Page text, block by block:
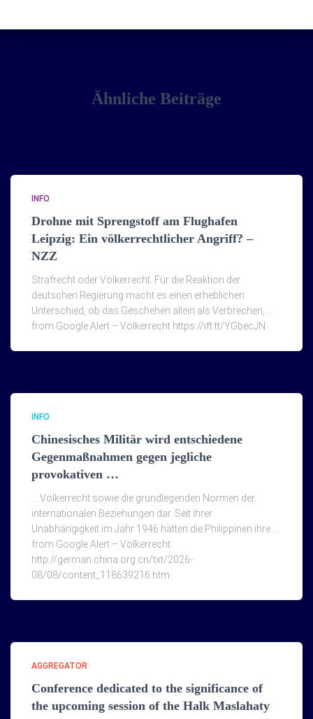
Ähnliche Beiträge
INFO
Drohne mit Sprengstoff am Flughafen
Leipzig: Ein völkerrechtlicher Angriff? –
NZZ
Strafrecht oder Völkerrecht. Für die Reaktion der
deutschen Regierung macht es einen erheblichen
Unterschied, ob das Geschehen allein als Verbrechen, …
from Google Alert – Völkerrecht https://ift.tt/YGbecJN
INFO
Chinesisches Militär wird entschiedene
Gegenmaßnahmen gegen jegliche
provokativen …
… Völkerrecht sowie die grundlegenden Normen der
internationalen Beziehungen dar. Seit ihrer
Unabhängigkeit im Jahr 1946 hätten die Philippinen ihre …
from Google Alert – Völkerrecht
http://german.china.org.cn/txt/2026-
08/08/content_118639216.htm
AGGREGATOR
Conference dedicated to the significance of
the upcoming session of the Halk Maslahaty